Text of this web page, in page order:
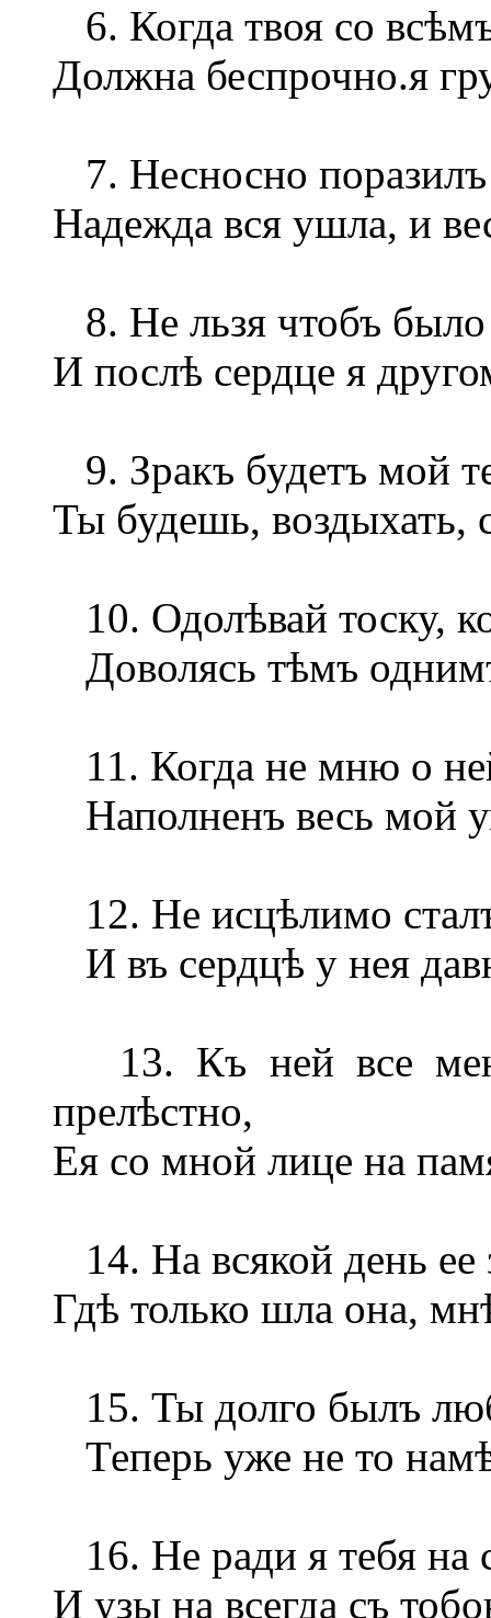
6. Когда твоя со
Должна беспрочно.я
7. Несносно
Надежда вся ушла, и
8. Не льзя чтобъ
И послѣ сердце я
9. Зракъ будетъ мой
Ты будешь, воздыхать,
10. Одолѣвай тоску,
Доволясь тѣмъ
11. Когда не мню о
Наполненъ весь мой
12. Не исцѣлимо
И въ сердцѣ у нея
13. Къ ней все
прелѣстно,
Ея со мной лице на
14. На всякой день
Гдѣ только шла она,
15. Ты долго былъ
Теперь уже не то
16. Не ради я тебя на
И узы на всегда съ